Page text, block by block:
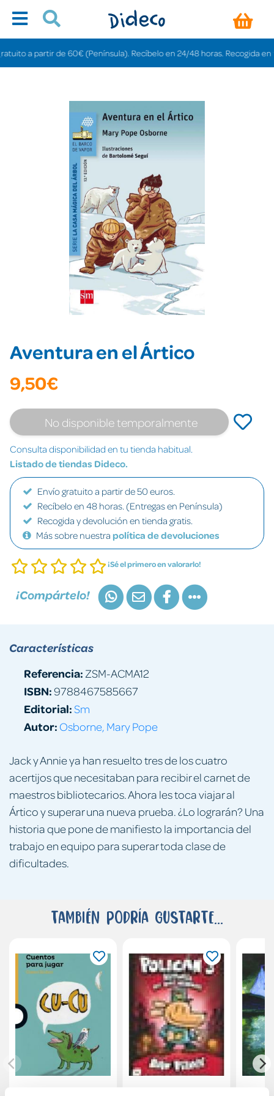
a partir de 60€ (Península). Recíbelo en 24/48 horas. Recogida en
Aventura en el Ártico
9,50€
No disponible temporalmente
Consulta disponibilidad en tu tienda habitual.
Listado de tiendas Dideco.
Envío gratuito a partir de 50 euros.
Recíbelo en 48 horas. (Entregas en Península)
Recogida y devolución en tienda gratis.
Más sobre nuestra política de devoluciones
¡Sé el primero en valorarlo!
¡Compártelo!
Jack y Annie ya han resuelto tres de los cuatro
acertijos que necesitaban para recibir el carnet de
maestros bibliotecarios. Ahora les toca viajar al
Ártico y superar una nueva prueba. ¿Lo lograrán? Una
historia que pone de manifiesto la importancia del
trabajo en equipo para superar toda clase de
dificultades.
Características
Referencia: ZSM-ACMA12
ISBN:9788467585667
Editorial:Sm
Autor: Osborne, Mary Pope
También podría gustarte...